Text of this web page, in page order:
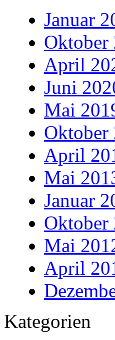
Januar
Oktober
April
Juni
Mai
Oktober
April
Mai
Januar
Oktober
Mai
April
Kategorien